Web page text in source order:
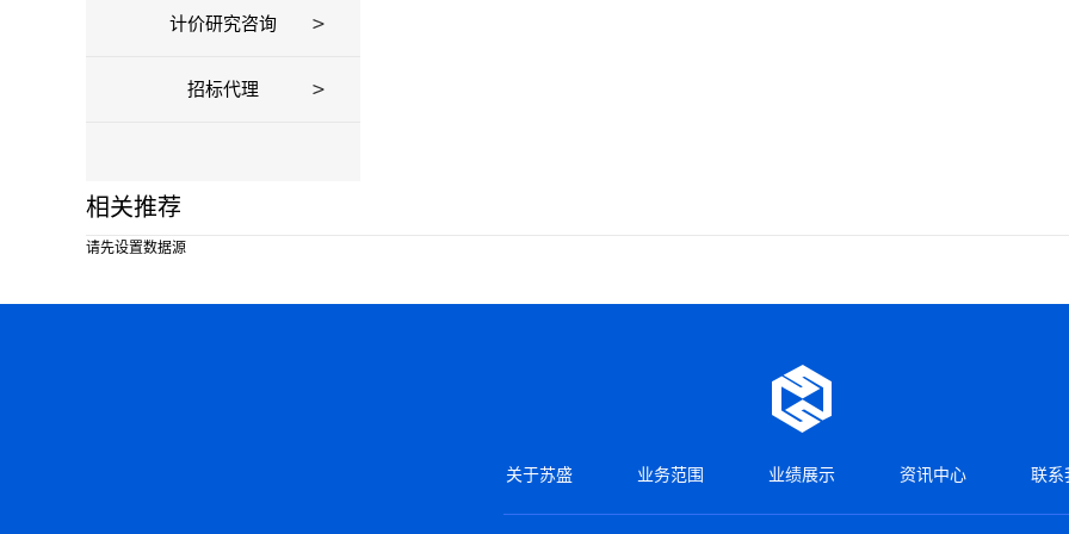
计价研究咨询
招标代理
相关推荐
请先设置数据源
关于苏盛 业务范围 业绩展示 资讯中心 联系